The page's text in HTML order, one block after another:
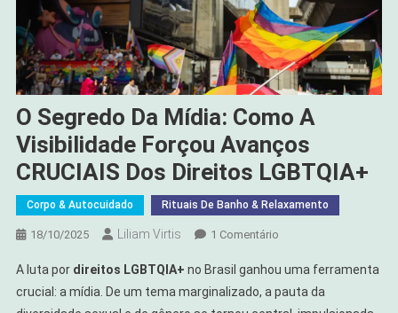
O Segredo Da Mídia: Como A
Visibilidade Forçou Avanços
CRUCIAIS Dos Direitos LGBTQIA+
Corpo & Autocuidado Rituais De Banho & Relaxamento
18/10/2025 Liliam Virtis 1 ComentárioEm
Segredo
Da
A luta por direitos LGBTQIA+ no Brasil ganhou uma ferramenta
crucial: a mídia. De um tema marginalizado, a pauta da